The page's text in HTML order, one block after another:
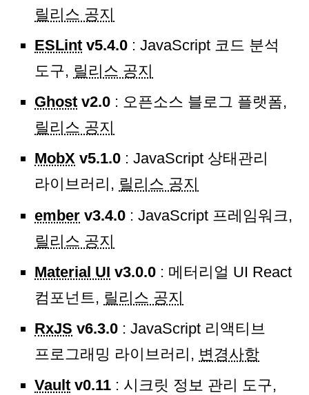
릴리스 공지
ESLint v5.4.0 : JavaScript 코드 분석
도구, 릴리스 공지
Ghost v2.0 : 오픈소스 블로그 플랫폼,
릴리스 공지
MobX v5.1.0 : JavaScript 상태관리
라이브러리, 릴리스 공지
ember v3.4.0 : JavaScript 프레임워크,
릴리스 공지
Material UI v3.0.0 : 메터리얼 UI React
컴포넌트, 릴리스 공지
RxJS v6.3.0 : JavaScript 리액티브
프로그래밍 라이브러리, 변경사항
Vault v0.11 : 시크릿 정보 관리 도구,